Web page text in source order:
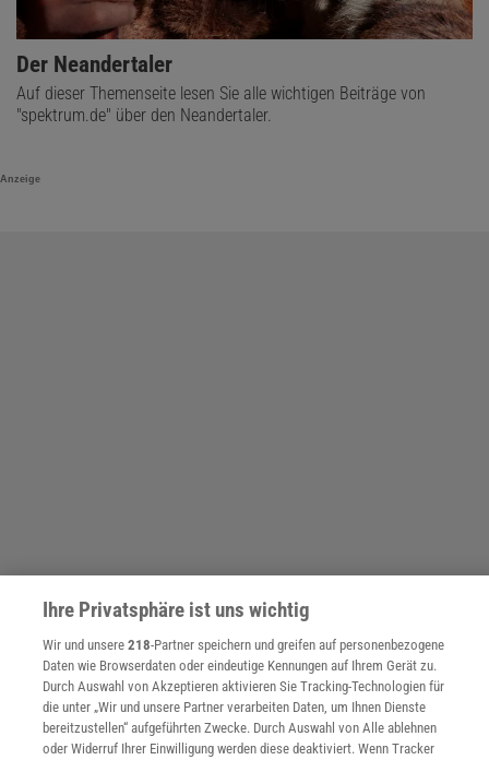
Der Neandertaler
Auf dieser Themenseite lesen Sie alle wichtigen Beiträge von
"spektrum.de" über den Neandertaler.
Anzeige
PARTNERINHALTE
Anzeige
Ihre Privatsphäre ist uns wichtig
Wir und unsere218-Partner speichern und greifen auf personenbezogene
Daten wie Browserdaten oder eindeutige Kennungen auf Ihrem Gerät zu.
Durch Auswahl von Akzeptieren aktivieren Sie Tracking-Technologien für
die unter „Wir und unsere Partner verarbeiten Daten, um Ihnen Dienste
bereitzustellen“ aufgeführten Zwecke. Durch Auswahl von Alle ablehnen
oder Widerruf Ihrer Einwilligung werden diese deaktiviert. Wenn Tracker